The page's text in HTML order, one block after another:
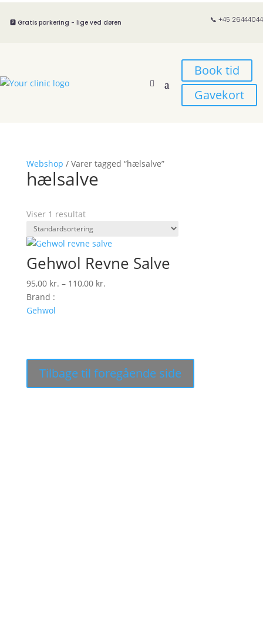
🅿️ Gratis parkering - lige ved døren 📞 +45 26444044
Book tid
Gavekort
Webshop / Varer tagged “hælsalve”
hælsalve
Viser 1 resultat
Gehwol Revne Salve
95,00 kr. – 110,00 kr.Prisinterval:
Brand :
Gehwol